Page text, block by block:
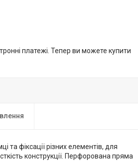
платежі. Тепер ви можете купити
та фіксації різних елементів, для
конструкції. Перфорована пряма